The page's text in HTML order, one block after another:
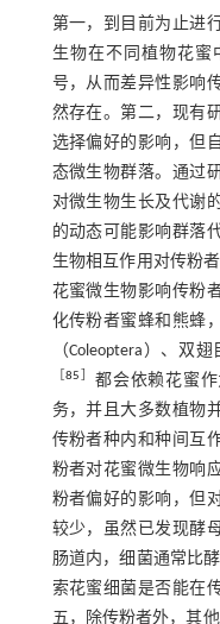
第一，到目前为止进
生物在不同植物花蜜
号，从而差异性影响
然存在。第二，现有
选择偏好的影响，但
态微生物群落。通过
对微生物生长及代谢
的动态可能影响群落
生物相互作用对传粉
花蜜微生物影响传粉
化传粉者蜜蜂和熊蜂
（Coleoptera）、双
［85
都会依赖花蜜
务，并且大多数植物
传粉者种内和种间互
粉者对花蜜微生物响
粉者偏好的影响，但
较少，虽然已发现酵
肠道内，细菌通常比
索花蜜细菌是否能在
五，除传粉者外，其